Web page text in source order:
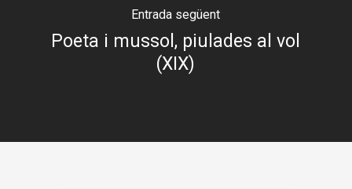
Entrada següent
Poeta i mussol, piulades al vol
(XIX)